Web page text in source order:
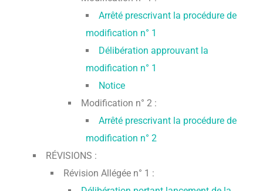
Arrêté prescrivant la procédure de
modification n° 1
Délibération approuvant la
modification n° 1
Notice
Modification n° 2 :
Arrêté prescrivant la procédure de
modification n° 2
RÉVISIONS :
Révision Allégée n° 1 :